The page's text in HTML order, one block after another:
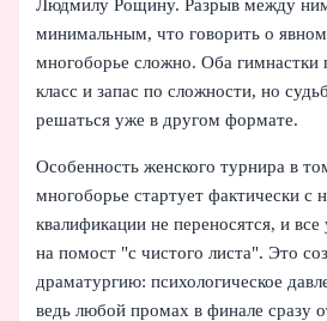
Людмилу Рощину. Разрыв между
минимальным, что говорить о
многоборье сложно. Оба гимнастки
класс и запас по сложности, но
решаться уже в другом формате.
Особенность женского турнира в
многоборье стартует фактически с
квалификации не переносятся, и
на помост "с чистого листа". Это
драматургию: психологическое
ведь любой промах в финале сразу